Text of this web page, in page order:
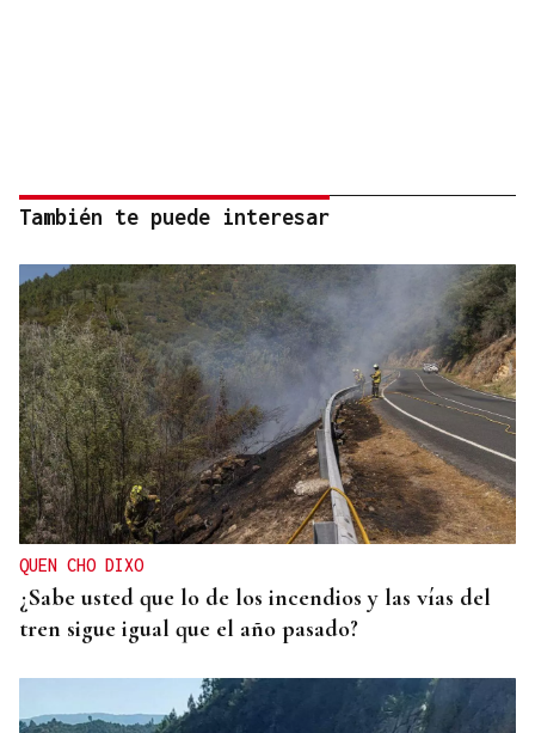
También te puede interesar
QUEN CHO DIXO
¿Sabe usted que lo de los incendios y las vías del
tren sigue igual que el año pasado?